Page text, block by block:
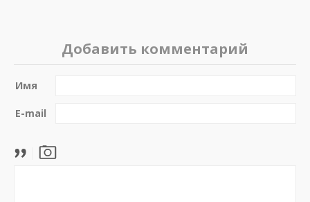
Добавить комментарий
Имя
E-mail